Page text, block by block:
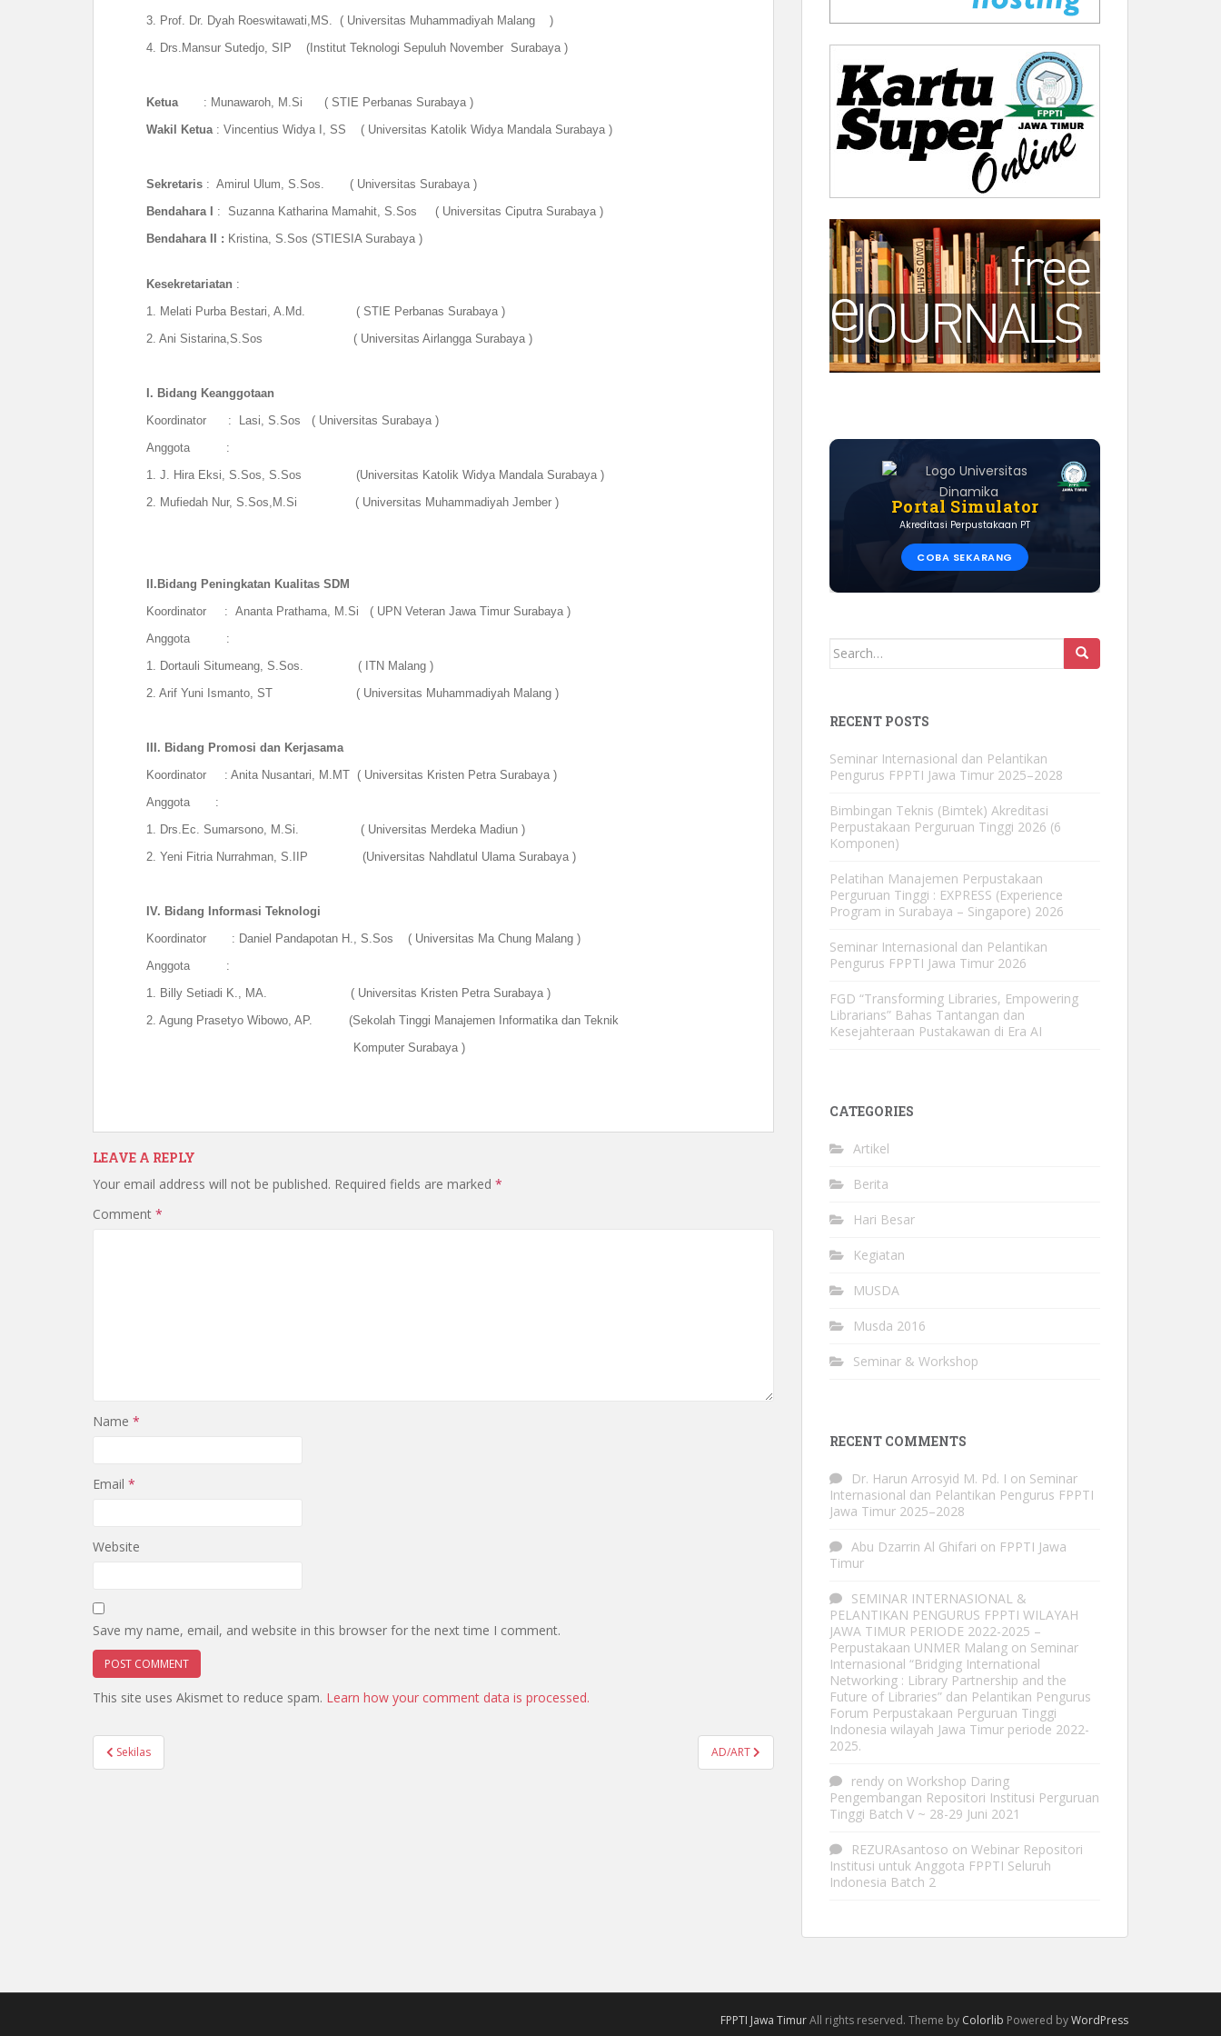
3. Prof. Dr. Dyah Roeswitawati,MS. ( Universitas Muhammadiyah Malang )
4. Drs.Mansur Sutedjo, SIP (Institut Teknologi Sepuluh November Surabaya )
Ketua : Munawaroh, M.Si ( STIE Perbanas Surabaya )
Wakil Ketua : Vincentius Widya I, SS ( Universitas Katolik Widya Mandala Surabaya )
Sekretaris : Amirul Ulum, S.Sos. ( Universitas Surabaya )
Bendahara I
: Suzanna Katharina Mamahit, S.Sos ( Universitas Ciputra Surabaya )
Bendahara
II : Kristina, S.Sos (STIESIA Surabaya )
Kesekretariatan :
1. Melati Purba Bestari, A.Md. ( STIE Perbanas Surabaya )
2. Ani Sistarina ,S.Sos ( Universitas Airlangga Surabaya )
I. Bidang Keanggotaan
Koordinator : Lasi, S.Sos ( Universitas Surabaya )
Anggota :
1. J. Hira Eksi, S.Sos , S.Sos (Universitas Katolik Widya Mandala Surabaya )
2.
Mufiedah Nur, S.Sos,M.Si ( Universitas Muhammadiyah Jember )
II. Bidang Peningkatan Kualitas SDM
Koordinator : Ananta Prathama, M.Si ( UPN Veteran Jawa Timur Surabaya )
Anggota :
1. Dortauli Situmeang, S.Sos. ( ITN Malang )
2. Arif Yuni Ismanto, ST ( Universitas Muhammadiyah Malang )
III. Bidang Promosi dan Kerjasama
Koordinator : Anita Nusantari, M.MT ( Universitas Kristen Petra Surabaya )
Anggota :
1. Drs.Ec. Sumarsono, M.Si. ( Universitas Merdeka Madiun )
2. Yeni Fitria Nurrahman, S.IIP (Universitas Nahdlatul Ulama Surabaya )
IV. Bidang Informasi Teknologi
Koordinator : Daniel Pandapotan H., S.Sos ( Universitas Ma Chung Malang )
Anggota :
1. Billy Setiadi K., MA. ( Universitas Kristen Petra Surabaya )
2. Agung Prasetyo Wibowo, AP. (Sekolah Tinggi Manajemen Informatika dan Teknik
Komputer Surabaya )
LEAVE A REPLY
Your email address will not be published. Required fields are marked *
Comment *
Name *
Email *
Website
Save my name, email, and website in this browser for the next time I comment.
This site uses Akismet to reduce spam. Learn how your comment data is processed.
Post
navigation
Sekilas AD/ART
Portal Simulator
Akreditasi Perpustakaan PT
COBA SEKARANG
Search
RECENT POSTS
Seminar Internasional dan Pelantikan
Pengurus FPPTI Jawa Timur 2025–2028
Bimbingan Teknis (Bimtek) Akreditasi
Perpustakaan Perguruan Tinggi 2026 (6
Komponen)
Pelatihan Manajemen Perpustakaan
Perguruan Tinggi : EXPRESS (Experience
Program in Surabaya – Singapore) 2026
Seminar Internasional dan Pelantikan
Pengurus FPPTI Jawa Timur 2026
FGD “Transforming Libraries, Empowering
Librarians” Bahas Tantangan dan
Kesejahteraan Pustakawan di Era AI
CATEGORIES
Artikel
Berita
Hari Besar
Kegiatan
MUSDA
Musda 2016
Seminar & Workshop
RECENT COMMENTS
Dr. Harun Arrosyid M. Pd. I on Seminar
Internasional dan Pelantikan Pengurus FPPTI
Jawa Timur 2025–2028
Abu Dzarrin Al Ghifari on FPPTI Jawa
Timur
SEMINAR INTERNASIONAL &
PELANTIKAN PENGURUS FPPTI WILAYAH
JAWA TIMUR PERIODE 2022-2025 –
Perpustakaan UNMER Malang on Seminar
Internasional “Bridging International
Networking : Library Partnership and the
Future of Libraries” dan Pelantikan Pengurus
Forum Perpustakaan Perguruan Tinggi
Indonesia wilayah Jawa Timur periode 2022-
2025.
rendy on Workshop Daring
Pengembangan Repositori Institusi Perguruan
Tinggi Batch V ~ 28-29 Juni 2021
REZURAsantoso on Webinar Repositori
Institusi untuk Anggota FPPTI Seluruh
Indonesia Batch 2
FPPTI Jawa TimurAll rights reserved. Theme by Colorlib Powered byWordPress